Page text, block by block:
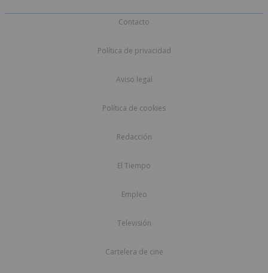
Contacto
Política de privacidad
Aviso legal
Política de cookies
Redacción
El Tiempo
Empleo
Televisión
Cartelera de cine